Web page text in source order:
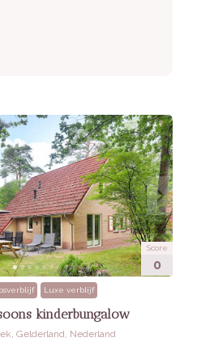
Score
0
Luxe verblijf
kinderbungalow
Gelderland, Nederland